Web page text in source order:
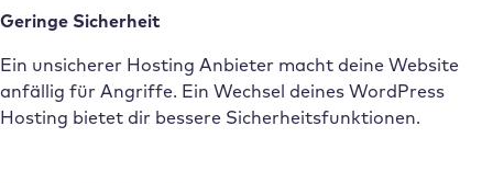
Geringe Sicherheit
Ein unsicherer Hosting Anbieter macht deine Website
anfällig für Angriffe. Ein Wechsel deines WordPress
Hosting bietet dir bessere Sicherheitsfunktionen.